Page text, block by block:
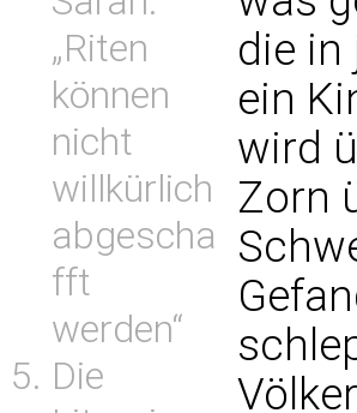
„Riten
können
nicht
willkürlich
abgescha
fft
werden“
Die
die in
ein
wird
Zorn